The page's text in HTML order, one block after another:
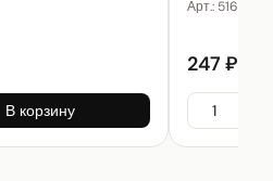
В корзину
Арт.: 516030
247 ₽